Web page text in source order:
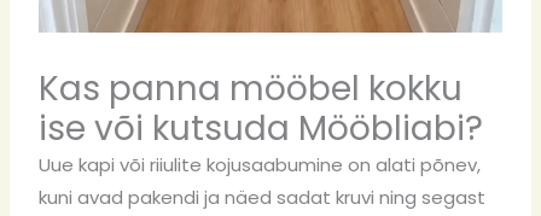
Kas panna mööbel kokku
ise või kutsuda Mööbliabi?
Uue kapi või riiulite kojusaabumine on alati põnev,
kuni avad pakendi ja näed sadat kruvi ning segast